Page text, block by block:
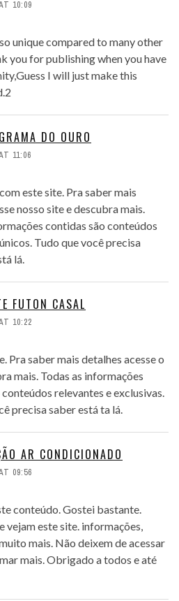
10:09
unique compared to many other
you for publishing when you have
I will just make this
DO OURO
11:06
este site. Pra saber mais
nosso site e descubra mais.
contidas são conteúdos
Tudo que você precisa
lá.
FUTON CASAL
10:22
Pra saber mais detalhes acesse o
mais. Todas as informações
relevantes e exclusivas.
precisa saber está ta lá.
AR CONDICIONADO
09:56
conteúdo. Gostei bastante.
vejam este site. informações,
mais. Não deixem de acessar
mais. Obrigado a todos e até